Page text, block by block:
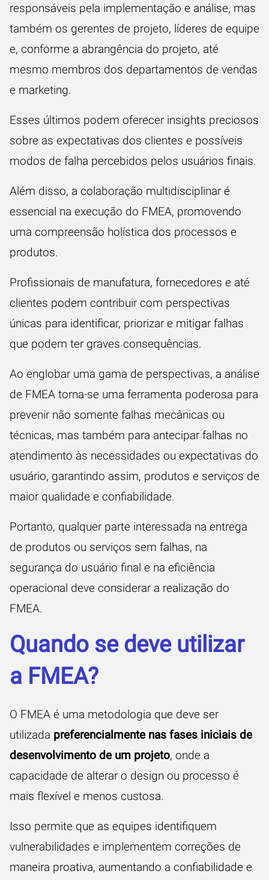
responsáveis pela implementação e análise, mas
também os gerentes de projeto, líderes de equipe
e, conforme a abrangência do projeto, até
mesmo membros dos departamentos de vendas
e marketing.
Esses últimos podem oferecer insights preciosos
sobre as expectativas dos clientes e possíveis
modos de falha percebidos pelos usuários finais.
Além disso, a colaboração multidisciplinar é
essencial na execução do FMEA, promovendo
uma compreensão holística dos processos e
produtos.
Profissionais de manufatura, fornecedores e até
clientes podem contribuir com perspectivas
únicas para identificar, priorizar e mitigar falhas
que podem ter graves consequências.
Ao englobar uma gama de perspectivas, a análise
de FMEA torna-se uma ferramenta poderosa para
prevenir não somente falhas mecânicas ou
técnicas, mas também para antecipar falhas no
atendimento às necessidades ou expectativas do
usuário, garantindo assim, produtos e serviços de
maior qualidade e confiabilidade.
Portanto, qualquer parte interessada na entrega
de produtos ou serviços sem falhas, na
segurança do usuário final e na eficiência
operacional deve considerar a realização do
FMEA.
Quando se deve utilizar
a FMEA?
O FMEA é uma metodologia que deve ser
utilizada preferencialmente nas fases iniciais de
desenvolvimento de um projeto, onde a
capacidade de alterar o design ou processo é
mais flexível e menos custosa.
Isso permite que as equipes identifiquem
vulnerabilidades e implementem correções de
maneira proativa, aumentando a confiabilidade e